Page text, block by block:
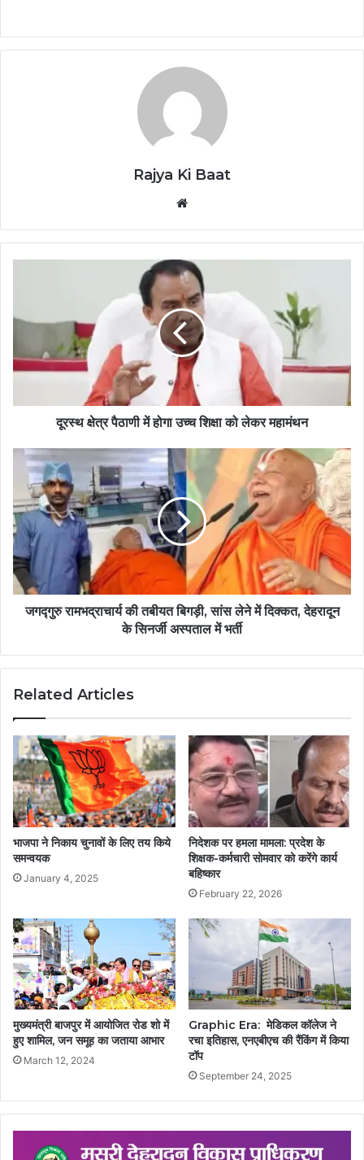
Rajya Ki Baat
दूरस्थ क्षेत्र पैठाणी में होगा उच्च शिक्षा को लेकर महामंथन
जगद्गुरु रामभद्राचार्य की तबीयत बिगड़ी, सांस लेने में दिक्कत, देहरादून
के सिनर्जी अस्पताल में भर्ती
Related Articles
भाजपा ने निकाय चुनावों के लिए तय किये
समन्वयक
January 4, 2025
निदेशक पर हमला मामला: प्रदेश के
शिक्षक-कर्मचारी सोमवार को करेंगे कार्य
बहिष्कार
February 22, 2026
मुख्यमंत्री बाजपुर में आयोजित रोड शो में
हुए शामिल, जन समूह का जताया आभार
March 12, 2024
Graphic Era: मेडिकल कॉलेज ने
रचा इतिहास, एनएबीएच की रैंकिंग में किया
टॉप
September 24, 2025